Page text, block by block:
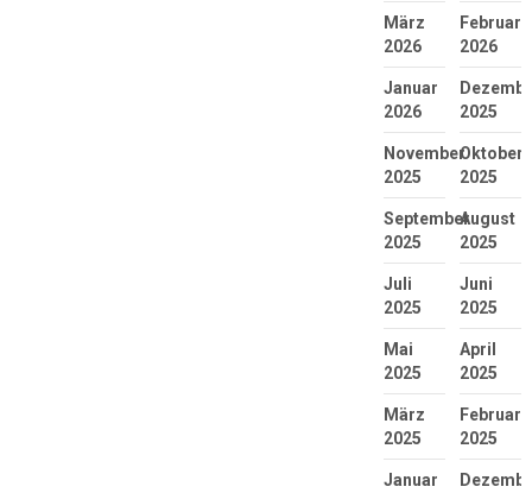
März
2026
Februar
2026
Januar
2026
2025
November
2025
Oktober
2025
September
2025
August
2025
Juli
2025
Juni
2025
Mai
2025
April
2025
März
2025
Februar
2025
Januar